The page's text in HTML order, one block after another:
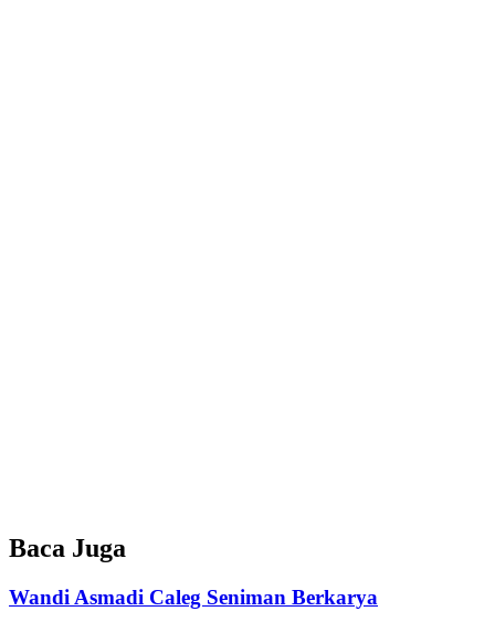
Baca Juga
Wandi Asmadi Caleg Seniman Berkarya